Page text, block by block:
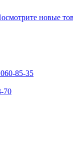
новые
85-35
70